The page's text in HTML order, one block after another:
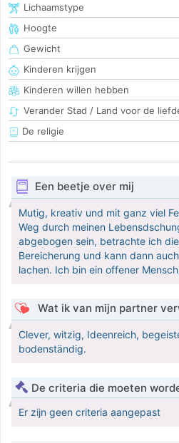
Lichaamstype
Hoogte
Gewicht
Kinderen krijgen
Kinderen willen hebben
Verander Stad / Land voor de
De religie
Een beetje over mij
Mutig, kreativ und mit ganz viel
Weg durch meinen
abgebogen sein, betrachte ich
Bereicherung und kann dann
lachen. Ich bin ein offener
Wat ik van mijn partner
Clever, witzig, Ideenreich,
bodenständig.
De criteria die moeten
Er zijn geen criteria aangepast